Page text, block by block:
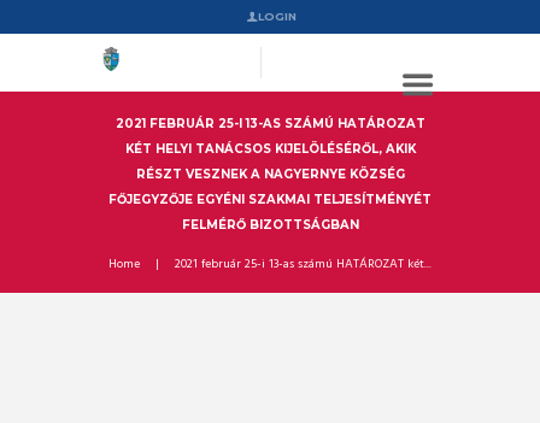
LOGIN
2021 FEBRUÁR 25-I 13-AS SZÁMÚ HATÁROZAT
KÉT HELYI TANÁCSOS KIJELÖLÉSÉRŐL, AKIK
RÉSZT VESZNEK A NAGYERNYE KÖZSÉG
FŐJEGYZŐJE EGYÉNI SZAKMAI TELJESÍTMÉNYÉT
FELMÉRŐ BIZOTTSÁGBAN
Home 2021 február 25-i 13-as számú HATÁROZAT két...